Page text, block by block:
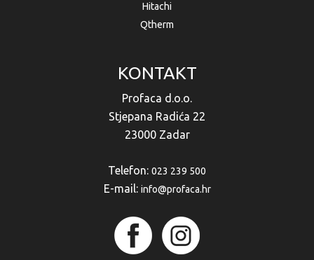
Hitachi
Qtherm
KONTAKT
Profaca d.o.o.
Stjepana Radića 22
23000 Zadar
Telefon: 023 239 500
E-mail: info@profaca.hr